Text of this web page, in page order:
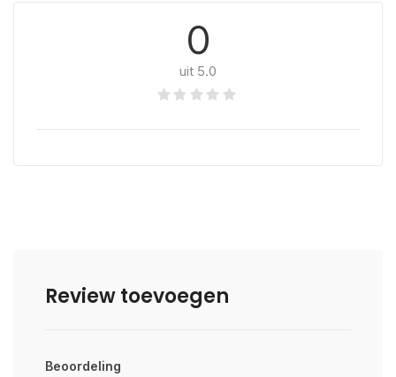
0
uit 5.0
Review toevoegen
Beoordeling